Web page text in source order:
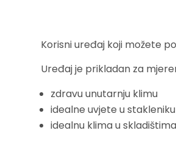
Korisni uređaj koji možete
Uređaj je prikladan za
zdravu unutarnju klimu
idealne uvjete u stakleniku
idealnu klima u skladištima